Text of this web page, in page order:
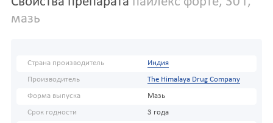
мазь
Страна производитель Индия
Производитель The Himalaya Drug Company
Форма выпуска Мазь
Срок годности 3 года